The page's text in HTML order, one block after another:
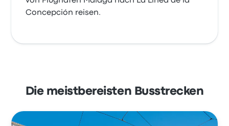
Concepción reisen.
Die meistbereisten Busstrecken